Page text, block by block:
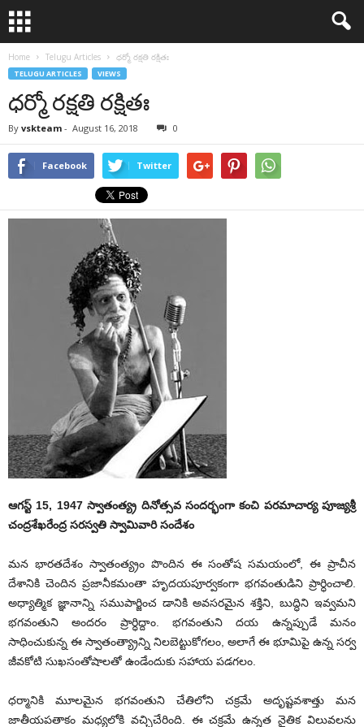
Home Telugu Articles ధర్మో రక్షతి రక్షితః
TELUGU ARTICLES VIEWS
ధర్మో రక్షతి రక్షితః
By vskteam - August 16, 2018 0
Facebook Twitter
ఆగస్ట్‌ 15, 1947 స్వాతంత్య్ర దినోత్సవ సందర్భంగా కంచి పరమాచార్య పూజ్యశ్రీ
చంద్రశేఖరేంద్ర సరస్వతి స్వామివారి సందేశం
మన భారతదేశం స్వాతంత్య్రం పొందిన ఈ సంతోష సమయంలో, ఈ ప్రాచీన
దేశానికి చెందిన ప్రజానీకమంతా హృదయపూర్వకంగా భగవంతుడిని ప్రార్ధించాలి.
అధ్యాత్మిక జ్ఞానాన్ని సముపార్జించ డానికి అవసరమైన శక్తిని, బుద్ధిని ఇవ్వమని
భగవంతుని అందరం ప్రార్ధిద్దాం. భగవంతుని దయ ఉన్నప్పుడే మనం
సాధించుకున్న ఈ స్వాతంత్య్రాన్ని నిలబెట్టుకోగలం, అలాగే ఈ భూమిపై ఉన్న సర్వ
జీవకోటి సుఖసంతోషాలతో ఉండేందుకు సహాయ పడగలం.
ధర్మానికి మూలమైన భగవంతుని చేతిలోని చక్రమే అదృష్టవశాత్తు మన
జాతీయపతాకం మధ్యలోకి వచ్చిచేరింది. ఈ చక్రమే ఉన్నత నైతిక విలువలను